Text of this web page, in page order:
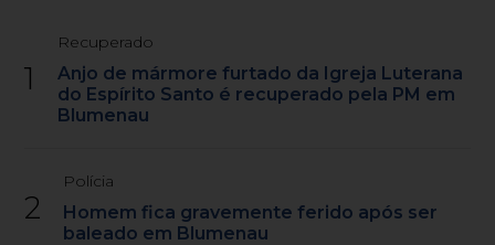
1
Recuperado
Anjo de mármore furtado da Igreja Luterana
do Espírito Santo é recuperado pela PM em
Blumenau
2
Polícia
Homem fica gravemente ferido após ser
baleado em Blumenau